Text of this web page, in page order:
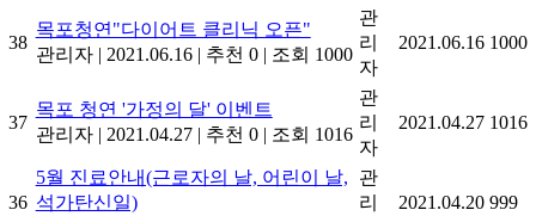
38
목포청연"다이어트 클리닉 오픈"
관리자 | 2021.06.16 | 추천 0 | 조회 1000
관
리
자
2021.06.16 1000
37
목포 청연 '가정의 달' 이벤트
관리자 | 2021.04.27 | 추천 0 | 조회 1016
관
리
자
2021.04.27 1016
36
5월 진료안내(근로자의 날, 어린이 날,
석가탄신일)
관
리
2021.04.20 999